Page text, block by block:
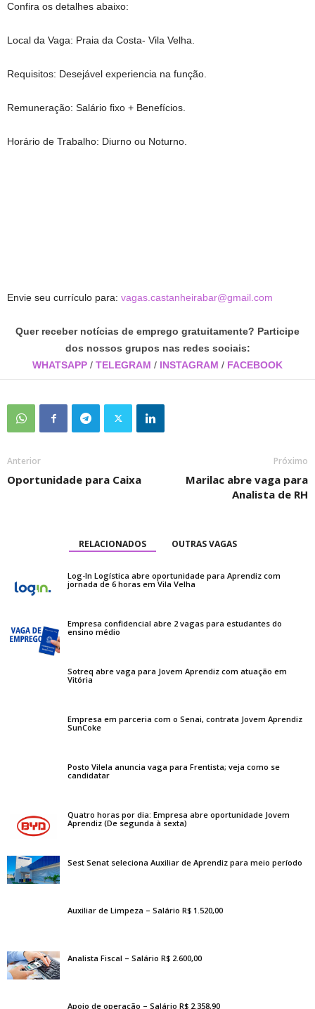
Confira os detalhes abaixo:
Local da Vaga: Praia da Costa- Vila Velha.
Requisitos: Desejável experiencia na função.
Remuneração: Salário fixo + Benefícios.
Horário de Trabalho: Diurno ou Noturno.
Envie seu currículo para: vagas.castanheirabar@gmail.com
Quer receber notícias de emprego gratuitamente? Participe
dos nossos grupos nas redes sociais:
WHATSAPP / TELEGRAM / INSTAGRAM / FACEBOOK
Anterior
Oportunidade para Caixa
Próximo
Marilac abre vaga para
Analista de RH
RELACIONADOS OUTRAS VAGAS
Log-In Logística abre oportunidade para Aprendiz com
jornada de 6 horas em Vila Velha
Empresa confidencial abre 2 vagas para estudantes do
ensino médio
Sotreq abre vaga para Jovem Aprendiz com atuação em
Vitória
Empresa em parceria com o Senai, contrata Jovem Aprendiz
SunCoke
Posto Vilela anuncia vaga para Frentista; veja como se
candidatar
Quatro horas por dia: Empresa abre oportunidade Jovem
Aprendiz (De segunda à sexta)
Sest Senat seleciona Auxiliar de Aprendiz para meio período
Auxiliar de Limpeza – Salário R$ 1.520,00
Analista Fiscal – Salário R$ 2.600,00
Apoio de operação – Salário R$ 2.358,90